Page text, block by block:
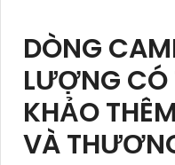
DÒNG
LƯỢNG
KHẢO
VÀ